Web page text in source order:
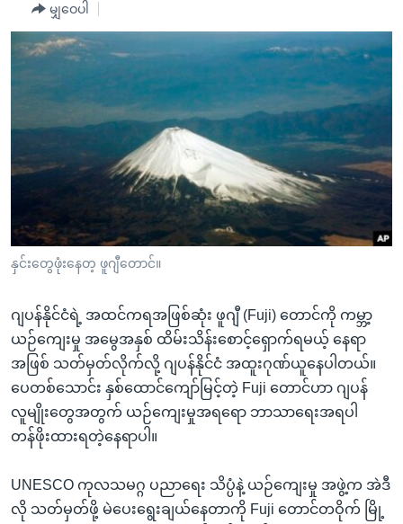
အကြောင်းအရာ
ရန်
အ
စာမျက်နှာ
သို့
ကျော်
ရန်
ရှာဖွေ
ရန်
နေရာ
သို့
ကျော်
အစ္စရေး-ပါလက်စတိုင်း
ရပ်ဝန်းတခု လမ်းတခု အလွန်
အင်္ဂလိပ်စာလေ့လာမယ်
အမေရိကန်သုံးအီဒီယံ
မကြေးမုံရဲ့ အင်္ဂလိပ်စာ
ရုပ်ရှင်ထဲက အင်္ဂလိပ်စာ
သုတပဒေသာ အင်္ဂလိပ်စာ
အပတ်စဉ်ကဏ္ဍများ
ရေဒီယို
ရေဒီယိုနှင့်ရုပ်သံ အချက်အလက်များ
ရေဒီယို/တီဗွီအစီအစဉ်
Learning English
ဗွီအိုအေ လူမှုကွန်ယက်များ
ဘာသာစကားများ
မျှဝေပါ
နှင်းတွေဖုံးနေတ့ ဖူဂျီတောင်။
ဂျပန်နိုင်ငံရဲ့ အထင်ကရအဖြစ်ဆုံး ဖူဂျီ (Fuji) တောင်ကို ကမ္ဘာ့
ယဉ်ကျေးမှု အမွေအနှစ် ထိမ်းသိန်းစောင့်ရှောက်ရမယ့် နေရာ
အဖြစ် သတ်မှတ်လိုက်လို့ ဂျပန်နိုင်ငံ အထူးဂုဏ်ယူနေပါတယ်။
ပေတစ်သောင်း နှစ်ထောင်ကျော်မြင့်တဲ့ Fuji တောင်ဟာ ဂျပန်
လူမျိုးတွေအတွက် ယဉ်ကျေးမှုအရရော ဘာသာရေးအရပါ
တန်ဖိုးထားရတဲ့နေရာပါ။
UNESCO ကုလသမဂ္ဂ ပညာရေး သိပ္ပံနဲ့ ယဉ်ကျေးမှု အဖွဲ့က အဲဒီ
လို သတ်မှတ်ဖို့ မဲပေးရွေးချယ်နေတာကို Fuji တောင်တဝိုက် မြို့